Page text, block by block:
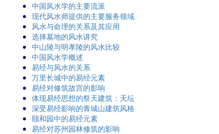
中国风水学的主要流派
现代风水师提供的主要服务领域
风水与命理的关系及其应用
选择墓地的风水讲究
中山陵与明孝陵的风水比较
中国风水学概述
易经与风水的关系
万里长城中的易经元素
易经对修筑故宫的影响
体现易经思想的祭天建筑：天坛
深受易经影响的青城山建筑风格
颐和园中的易经元素
易经对苏州园林修筑的影响